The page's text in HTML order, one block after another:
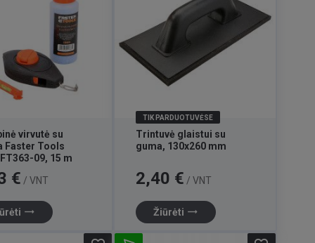
virvutė su
Faster Tools
09, 15 m
€ / VNT
trending_flat
TIK PARDUOTUVĖSE
Trintuvė glaistui su
guma, 130x260 mm
Kaina
2,40 € / VNT
Žiūrėti trending_flat